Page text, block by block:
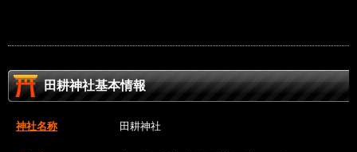
田耕神社基本情報
神社名称 田耕神社